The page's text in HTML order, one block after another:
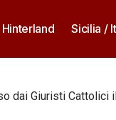
Hinterland Sicilia /
dai Giuristi Cattolici